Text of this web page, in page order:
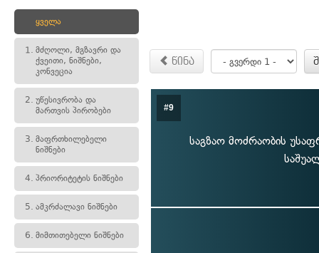
ყველა
1. მძღოლი, მგზავრი და
ქვეითი, ნიშნები,
კონვეცია
2. უწესივრობა და
მართვის პირობები
3. მაფრთხილებელი
ნიშნები
4. პრიორიტეტის ნიშნები
5. ამკრძალავი ნიშნები
6. მიმთითებელი ნიშნები
წინა
#9
საგზაო მოძრაობის